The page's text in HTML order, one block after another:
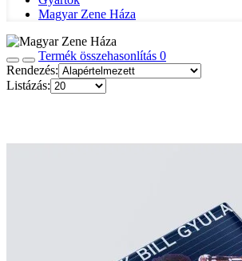
Magyar Zene Háza
Termék összehasonlítás 0
Rendezés:
Listázás: